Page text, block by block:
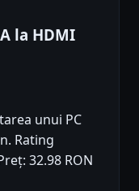
la HDMI
unui PC
Rating
32.98 RON